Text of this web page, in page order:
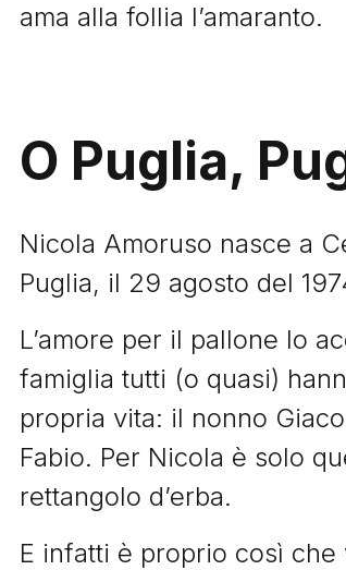
ama alla follia l’amaranto.
O Puglia,
Nicola Amoruso nasce a
Puglia, il 29 agosto del
L’amore per il pallone lo
famiglia tutti (o quasi)
propria vita: il nonno
Fabio. Per Nicola è solo
rettangolo d’erba.
E infatti è proprio così